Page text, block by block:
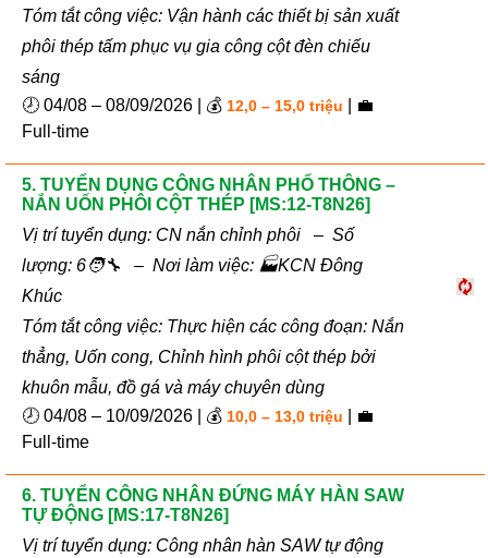
Tóm tắt công việc: Vận hành các thiết bị sản xuất
phôi thép tấm phục vụ gia công cột đèn chiếu
sáng
🕗 04/08 – 08/09/2026 | 💰 12,0 – 15,0 triệu
| 💼
Full-time
5. TUYỂN DỤNG CÔNG NHÂN PHỔ THÔNG –
NẮN UỐN PHÔI CỘT THÉP [MS:12-T8N26]
Vị trí tuyển dụng: CN nắn chỉnh phôi – Số
lượng: 6🧑‍🔧 – Nơi làm việc: 🏭KCN Đông
Khúc
Tóm tắt công việc: Thực hiện các công đoạn: Nắn
thẳng, Uốn cong, Chỉnh hình phôi cột thép bởi
khuôn mẫu, đồ gá và máy chuyên dùng
🕗 04/08 – 10/09/2026 | 💰 10,0 – 13,0 triệu
| 💼
Full-time
6. TUYỂN CÔNG NHÂN ĐỨNG MÁY HÀN SAW
TỰ ĐỘNG [MS:17-T8N26]
Vị trí tuyển dụng: Công nhân hàn SAW tự động